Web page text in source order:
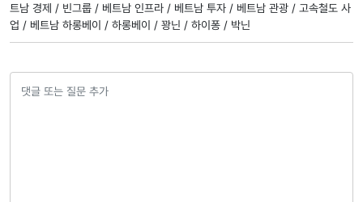
트남 경제 / 빈그룹 / 베트남 인프라 / 베트남 투자 / 베트남 관광 / 고속철도 사
업 / 베트남 하롱베이 / 하롱베이 / 꽝닌 / 하이퐁 / 박닌